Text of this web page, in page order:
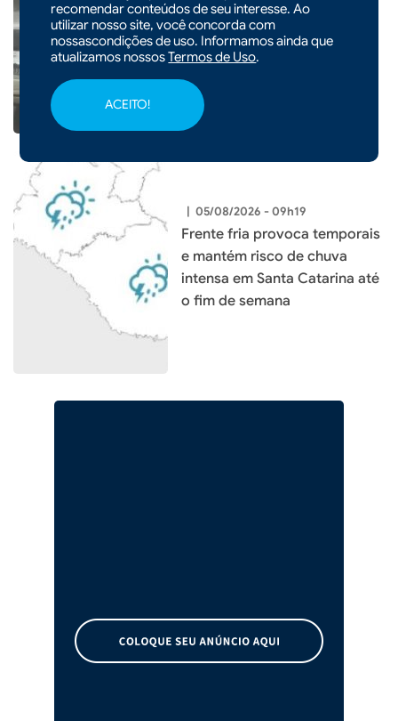
recomendar conteúdos de seu interesse. Ao
utilizar nosso site, você concorda com
nossascondições de uso. Informamos ainda que
atualizamos nossosTermos de Uso.
ACEITO!
Entenda o que é o ciclone
bomba que pode atingir o Sul
do país
| 05/08/2026 - 09h19
Frente fria provoca temporais
e mantém risco de chuva
intensa em Santa Catarina até
o fim de semana